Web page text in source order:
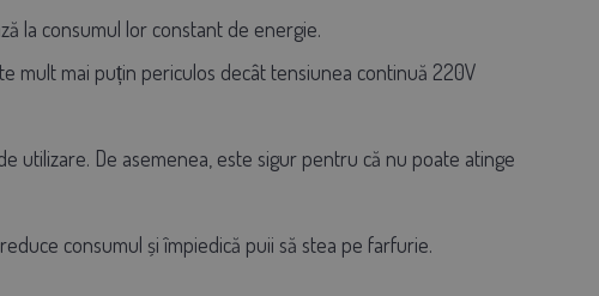
la consumul lor constant de energie.
mult mai puțin periculos decât tensiunea continuă 220V
utilizare. De asemenea, este sigur pentru că nu poate atinge
reduce consumul și împiedică puii să stea pe farfurie.